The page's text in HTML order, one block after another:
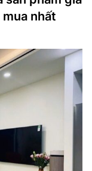
nhất